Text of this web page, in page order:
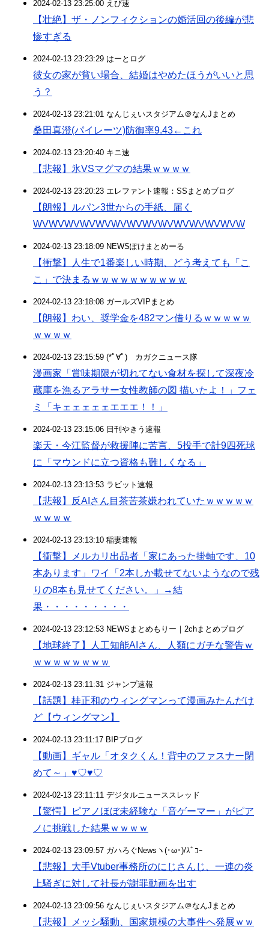
2024-02-13 23:25:00 えび速
【壮絶】ザ・ノンフィクションの婚活回の後編が悲
惨すぎる
2024-02-13 23:23:29 はーとログ
彼女の家が貧い場合、結婚はやめたほうがいいと思
う？
2024-02-13 23:21:01 なんじぇいスタジアム＠なんJまとめ
桑田真澄(パイレーツ)防御率9.43←これ
2024-02-13 23:20:40 キニ速
【悲報】氷VSマグマの結果ｗｗｗｗ
2024-02-13 23:20:23 エレファント速報：SSまとめブログ
【朗報】ルパン3世からの手紙、届く
WVWVWVWVWVWVWVWVWVWVWVWVWVW
2024-02-13 23:18:09 NEWSぽけまとめーる
【衝撃】人生で1番楽しい時期、どう考えても「こ
こ」で決まるｗｗｗｗｗｗｗｗｗｗ
2024-02-13 23:18:08 ガールズVIPまとめ
【朗報】わい、奨学金を482マン借りるｗｗｗｗｗ
ｗｗｗｗ
2024-02-13 23:15:59 (*ﾟ∀ﾟ)ゞカガクニュース隊
漫画家「賞味期限が切れてない食材を探して深夜冷
蔵庫を漁るアラサー女性教師の図 描いたよ！」フェ
ミ「キェェェェェエエエ！！」
2024-02-13 23:15:06 日刊やきう速報
楽天・今江監督が救援陣に苦言、5投手で計9四死球
に「マウンドに立つ資格も難しくなる」
2024-02-13 23:13:53 ラビット速報
【悲報】反AIさん目茶苦茶嫌われていたｗｗｗｗｗ
ｗｗｗｗ
2024-02-13 23:13:10 稲妻速報
【衝撃】メルカリ出品者「家にあった掛軸です、10
本あります」ワイ「2本しか載せてないようなので残
りの8本も見せてください。」→結
果・・・・・・・・・
2024-02-13 23:12:53 NEWSまとめもりー｜2chまとめブログ
【地球終了】人工知能AIさん、人類にガチな警告ｗ
ｗｗｗｗｗｗｗｗ
2024-02-13 23:11:31 ジャンプ速報
【話題】桂正和のウィングマンって漫画みたんだけ
ど【ウィングマン】
2024-02-13 23:11:17 BIPブログ
【動画】ギャル「オタクくん！背中のファスナー閉
めて～」♥♡♥♡
2024-02-13 23:11:11 デジタルニューススレッド
【驚愕】ピアノほぼ未経験な「音ゲーマー」がピア
ノに挑戦した結果ｗｗｗｗ
2024-02-13 23:09:57 ガハろぐNewsヽ(･ω･)/ｽﾞｺｰ
【悲報】大手Vtuber事務所のにじさんじ、一連の炎
上騒ぎに対して社長が謝罪動画を出す
2024-02-13 23:09:56 なんじぇいスタジアム＠なんJまとめ
【悲報】メッシ騒動、国家規模の大事件へ発展ｗｗ